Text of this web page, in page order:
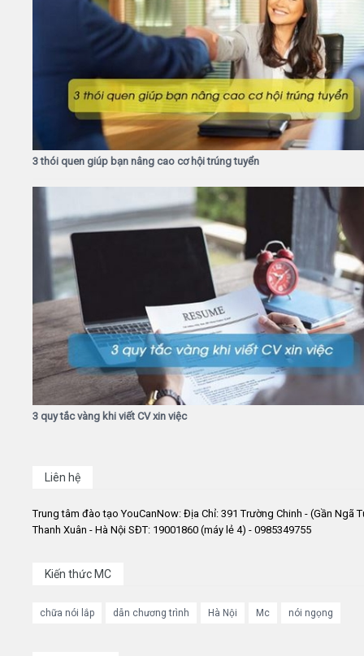
3 thói quen giúp bạn nâng cao cơ hội trúng tuyển
3 quy tắc vàng khi viết CV xin việc
Liên hệ
Trung tâm đào tạo YouCanNow: Địa Chỉ: 391 Trường Chinh - (Gần Ngã
Thanh Xuân - Hà Nội SĐT: 19001860 (máy lẻ 4) - 0985349755
Kiến thức MC
chữa nói lắp dẫn chương trình Hà Nội Mc nói ngọng